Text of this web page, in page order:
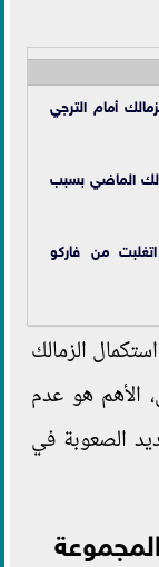
أمام الترجي
الماضي بسبب
من فاركو
الزمالك
الأهم هو عدم
الصعوبة في